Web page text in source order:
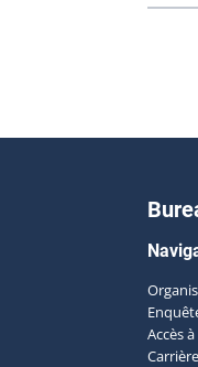
Accès
Carrière